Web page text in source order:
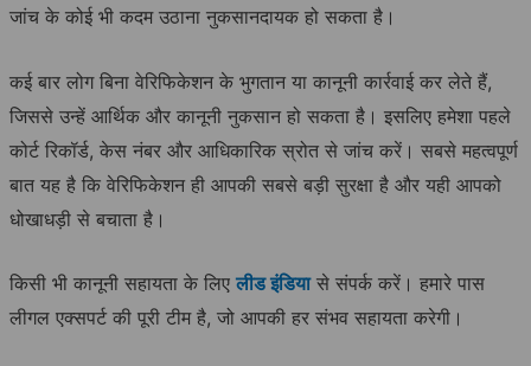
जांच के कोई भी कदम उठाना नुकसानदायक हो सकता है।
कई बार लोग बिना वेरिफिकेशन के भुगतान या कानूनी कार्रवाई कर लेते हैं,
जिससे उन्हें आर्थिक और कानूनी नुकसान हो सकता है। इसलिए हमेशा पहले
कोर्ट रिकॉर्ड, केस नंबर और आधिकारिक स्रोत से जांच करें। सबसे महत्वपूर्ण
बात यह है कि वेरिफिकेशन ही आपकी सबसे बड़ी सुरक्षा है और यही आपको
धोखाधड़ी से बचाता है।
किसी भी कानूनी सहायता के लिएलीड इंडियासे संपर्क करें। हमारे पास
लीगल एक्सपर्ट की पूरी टीम है, जो आपकी हर संभव सहायता करेगी।